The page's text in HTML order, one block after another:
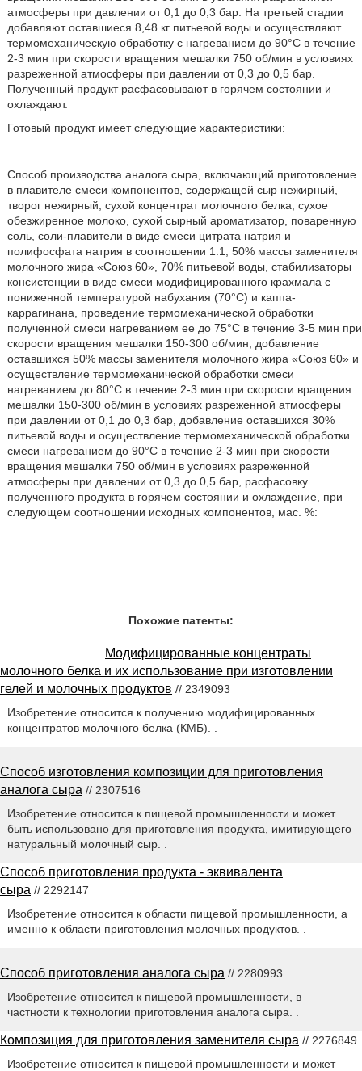
атмосферы при давлении от 0,1 до 0,3 бар. На третьей стадии
добавляют оставшиеся 8,48 кг питьевой воды и осуществляют
термомеханическую обработку с нагреванием до 90°С в течение
2-3 мин при скорости вращения мешалки 750 об/мин в условиях
разреженной атмосферы при давлении от 0,3 до 0,5 бар.
Полученный продукт расфасовывают в горячем состоянии и
охлаждают.
Готовый продукт имеет следующие характеристики:
Способ производства аналога сыра, включающий приготовление
в плавителе смеси компонентов, содержащей сыр нежирный,
творог нежирный, сухой концентрат молочного белка, сухое
обезжиренное молоко, сухой сырный ароматизатор, поваренную
соль, соли-плавители в виде смеси цитрата натрия и
полифосфата натрия в соотношении 1:1, 50% массы заменителя
молочного жира «Союз 60», 70% питьевой воды, стабилизаторы
консистенции в виде смеси модифицированного крахмала с
пониженной температурой набухания (70°С) и каппа-
каррагинана, проведение термомеханической обработки
полученной смеси нагреванием ее до 75°С в течение 3-5 мин при
скорости вращения мешалки 150-300 об/мин, добавление
оставшихся 50% массы заменителя молочного жира «Союз 60» и
осуществление термомеханической обработки смеси
нагреванием до 80°С в течение 2-3 мин при скорости вращения
мешалки 150-300 об/мин в условиях разреженной атмосферы
при давлении от 0,1 до 0,3 бар, добавление оставшихся 30%
питьевой воды и осуществление термомеханической обработки
смеси нагреванием до 90°С в течение 2-3 мин при скорости
вращения мешалки 750 об/мин в условиях разреженной
атмосферы при давлении от 0,3 до 0,5 бар, расфасовку
полученного продукта в горячем состоянии и охлаждение, при
следующем соотношении исходных компонентов, мас. %:
Похожие патенты:
Модифицированные концентраты
молочного белка и их использование при изготовлении
гелей и молочных продуктов // 2349093
Изобретение относится к получению модифицированных
концентратов молочного белка (КМБ). .
Способ изготовления композиции для приготовления
аналога сыра // 2307516
Изобретение относится к пищевой промышленности и может
быть использовано для приготовления продукта, имитирующего
натуральный молочный сыр. .
Способ приготовления продукта - эквивалента
сыра // 2292147
Изобретение относится к области пищевой промышленности, а
именно к области приготовления молочных продуктов. .
Способ приготовления аналога сыра // 2280993
Изобретение относится к пищевой промышленности, в
частности к технологии приготовления аналога сыра. .
Композиция для приготовления заменителя сыра // 2276849
Изобретение относится к пищевой промышленности и может